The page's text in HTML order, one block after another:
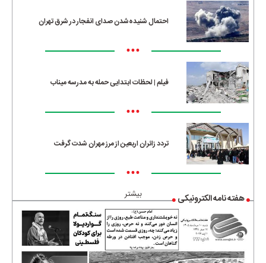
احتمال شنیده‌شدن صدای انفجار در شرق تهران
•••
فیلم | لحظات ابتدایی حمله به مدرسه میناب
•••
تردد زائران اربعین از مرز مهران شدت گرفت
•••
بیشتر هفته نامه الکترونیکی